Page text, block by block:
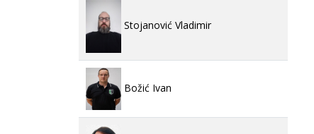
Stojanović Vladimir
Božić Ivan